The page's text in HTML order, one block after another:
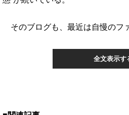
そのブログも、最近は自慢のフ
全文表示す